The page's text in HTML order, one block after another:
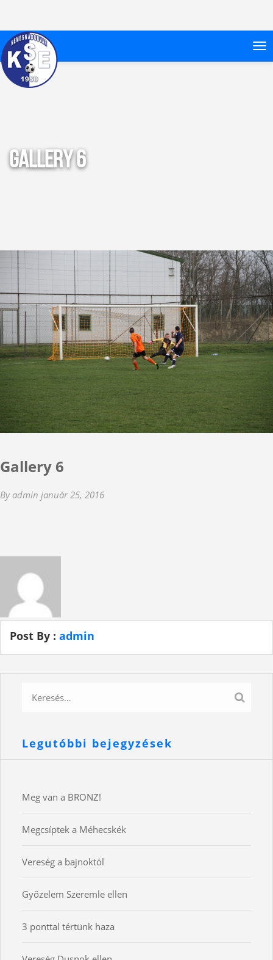
Gallery 6
Gallery 6
By admin január 25, 2016
Post By : admin
Legutóbbi bejegyzések
Meg van a BRONZ!
Megcsíptek a Méhecskék
Vereség a bajnoktól
Győzelem Szeremle ellen
3 ponttal tértünk haza